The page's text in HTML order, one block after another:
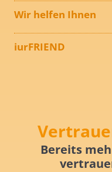
Wir helfen Ihnen
iurFRIEND
Bereits